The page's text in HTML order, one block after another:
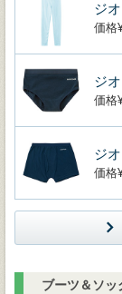
ジ
価格
ジ
価格
ジ
価格
ブーツ＆ソッ